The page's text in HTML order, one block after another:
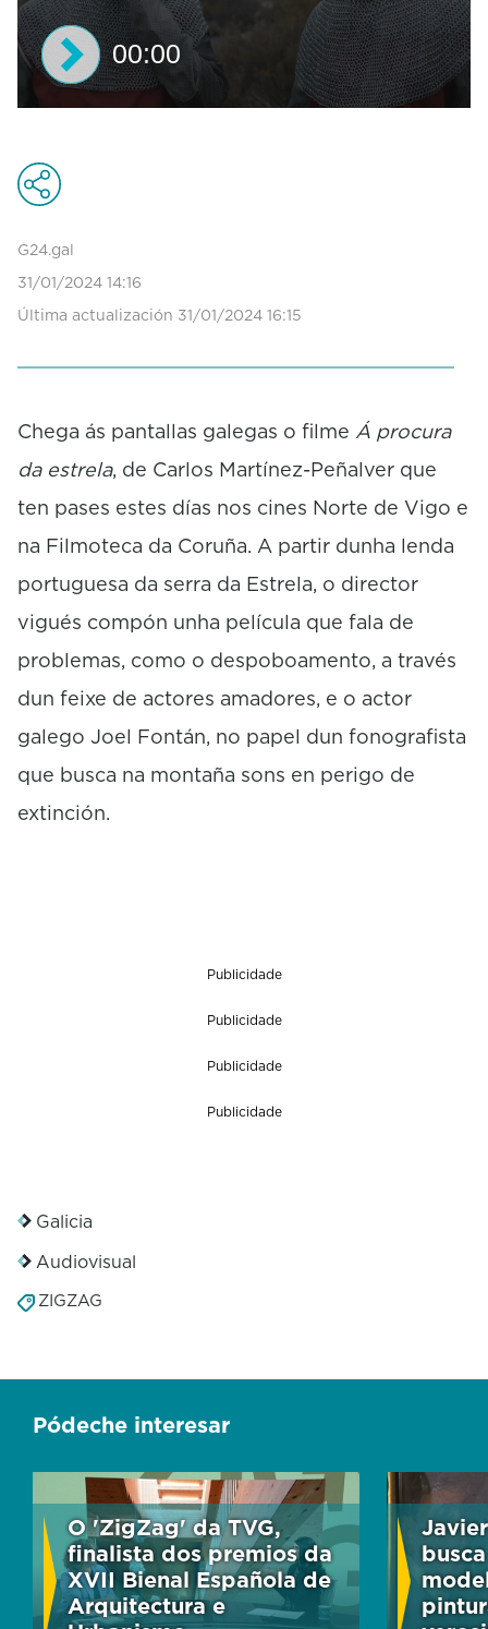
c
o
d
o
0
e
n
s
00:00
G24.gal
31/01/2024 14:16
Última actualización 31/01/2024 16:15
Chega ás pantallas galegas o filme Á procura
da estrela, de Carlos Martínez-Peñalver que
ten pases estes días nos cines Norte de Vigo e
na Filmoteca da Coruña. A partir dunha lenda
portuguesa da serra da Estrela, o director
vigués compón unha película que fala de
problemas, como o despoboamento, a través
dun feixe de actores amadores, e o actor
galego Joel Fontán, no papel dun fonografista
que busca na montaña sons en perigo de
extinción.
Publicidade
Publicidade
Publicidade
Publicidade
Galicia
Audiovisual
ZIGZAG
Pódeche interesar
O 'ZigZag' da TVG,
finalista dos premios da
XVII Bienal Española de
Arquitectura e